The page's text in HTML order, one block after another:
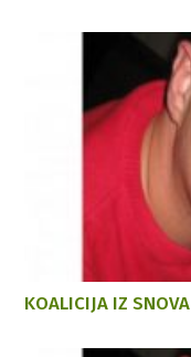
KOALICIJA IZ SNOVA